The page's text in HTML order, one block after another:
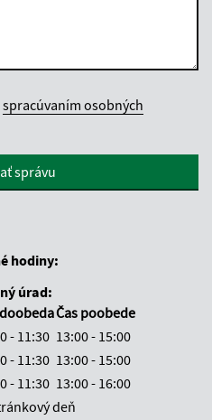
spracúvaním osobných
správu
hodiny:
úrad:
Čas poobede
- 11:30 13:00 - 15:00
- 11:30 13:00 - 15:00
- 11:30 13:00 - 16:00
deň